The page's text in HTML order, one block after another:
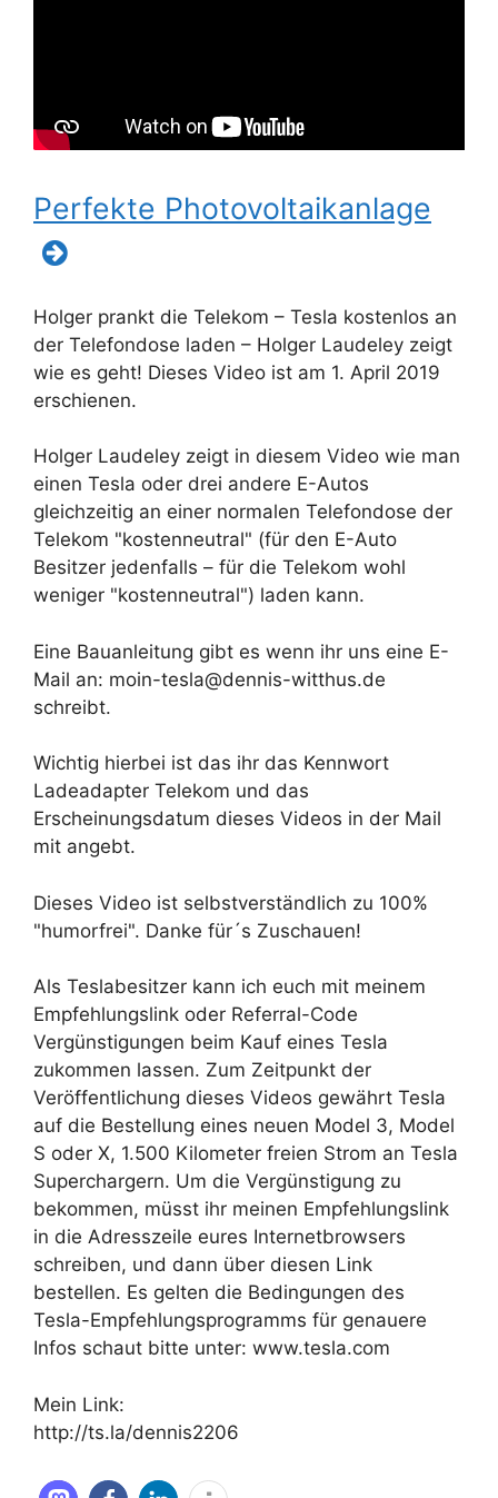
Perfekte Photovoltaikanlage
Holger prankt die Telekom – Tesla kostenlos an
der Telefondose laden – Holger Laudeley zeigt
wie es geht! Dieses Video ist am 1. April 2019
erschienen.
Holger Laudeley zeigt in diesem Video wie man
einen Tesla oder drei andere E-Autos
gleichzeitig an einer normalen Telefondose der
Telekom "kostenneutral" (für den E-Auto
Besitzer jedenfalls – für die Telekom wohl
weniger "kostenneutral") laden kann.
Eine Bauanleitung gibt es wenn ihr uns eine E-
Mail an: moin-tesla@dennis-witthus.de
schreibt.
Wichtig hierbei ist das ihr das Kennwort
Ladeadapter Telekom und das
Erscheinungsdatum dieses Videos in der Mail
mit angebt.
Dieses Video ist selbstverständlich zu 100%
"humorfrei". Danke für´s Zuschauen!
Als Teslabesitzer kann ich euch mit meinem
Empfehlungslink oder Referral-Code
Vergünstigungen beim Kauf eines Tesla
zukommen lassen. Zum Zeitpunkt der
Veröffentlichung dieses Videos gewährt Tesla
auf die Bestellung eines neuen Model 3, Model
S oder X, 1.500 Kilometer freien Strom an Tesla
Superchargern. Um die Vergünstigung zu
bekommen, müsst ihr meinen Empfehlungslink
in die Adresszeile eures Internetbrowsers
schreiben, und dann über diesen Link
bestellen. Es gelten die Bedingungen des
Tesla-Empfehlungsprogramms für genauere
Infos schaut bitte unter: www.tesla.com
Mein Link:
http://ts.la/dennis2206